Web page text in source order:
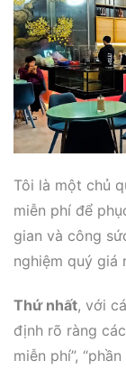
Tôi là một chủ
miễn phí để
gian và công
nghiệm quý giá
Thứ nhất, với
định rõ ràng
miễn phí”,